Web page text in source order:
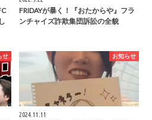
FRIDAYが暴く！『おたからや』フラ
ンチャイズ詐欺集団訴訟の全貌
せ お知らせ
2024.11.11